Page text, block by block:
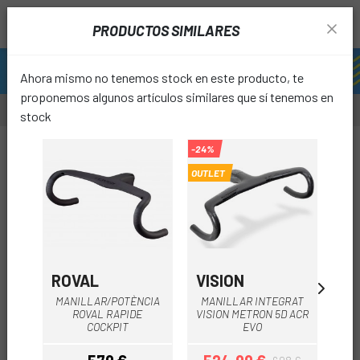
PRODUCTOS SIMILARES
Ahora mismo no tenemos stock en este producto, te
proponemos algunos artículos similares que sí tenemos en
stock
ROVAL
MANILLAR/POTÈNCIA
ROVAL RAPIDE
COCKPIT
-24%
OUTLET
VISION
MANILLAR INTEGRAT
VISION METRON 5D ACR
EVO